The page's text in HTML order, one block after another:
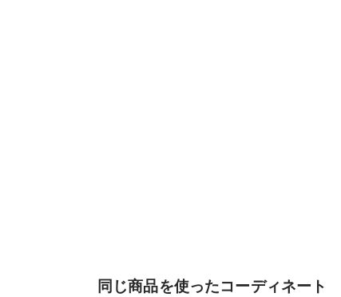
同じ商品を使ったコーディネート